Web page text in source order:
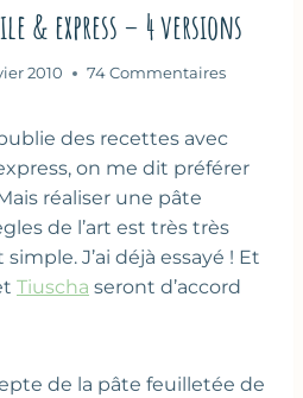
& express – 4 versions
2010 74 Commentaires
des recettes avec
on me dit préférer
réaliser une pâte
de l’art est très très
J’ai déjà essayé ! Et
Tiuscha seront d’accord
de la pâte feuilletée de